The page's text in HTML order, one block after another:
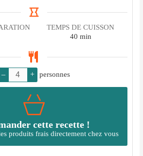
TEMPS DE CUISSON
40minutes
min
– + personnes
cette recette !
produits frais directement chez vous